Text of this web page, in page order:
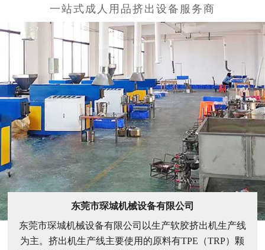
东莞市琛城机械设备有限公司
东莞市琛城机械设备有限公司以生产软胶挤出机生产线
为主。挤出机生产线主要使用的原料有TPE（TRP）颗